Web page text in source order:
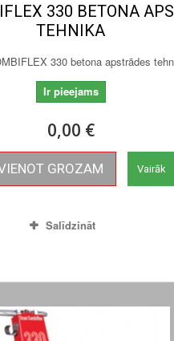
330 BETONA
TEHNIKA
330 betona apstrādes
Ir pieejams
0,00 €
GROZAM Vairāk
Salīdzināt